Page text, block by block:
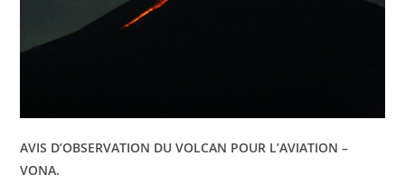
AVIS D’OBSERVATION DU VOLCAN POUR L’AVIATION –
VONA.